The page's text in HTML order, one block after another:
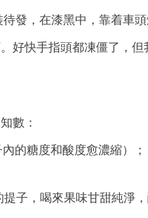
發，在漆黑中，靠着車
好快手指頭都凍僵了，但
數：
的糖度和酸度愈濃縮）；
子，喝來果味甘甜純淨